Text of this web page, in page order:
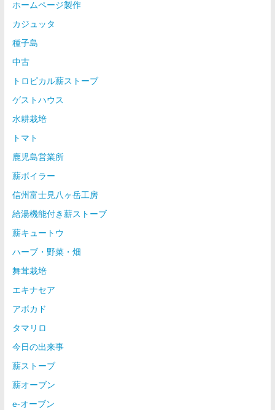
ホームページ製作
カジュッタ
種子島
中古
トロピカル薪ストーブ
ゲストハウス
水耕栽培
トマト
鹿児島営業所
薪ボイラー
信州富士見八ヶ岳工房
給湯機能付き薪ストーブ
薪キュートウ
ハーブ・野菜・畑
舞茸栽培
エキナセア
アボカド
タマリロ
今日の出来事
薪ストーブ
薪オーブン
e-オーブン